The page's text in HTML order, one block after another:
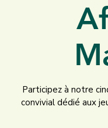
Participez à notre
convivial dédié aux